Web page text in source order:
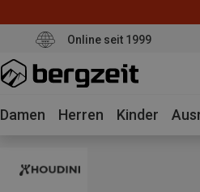
Online seit 1999
Damen Herren Kinder